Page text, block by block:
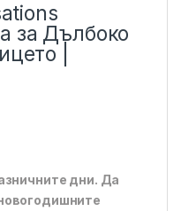
за Дълбоко
|
дни. Да